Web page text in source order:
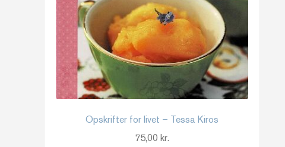
Opskrifter for livet – Tessa Kiros
75,00 kr.